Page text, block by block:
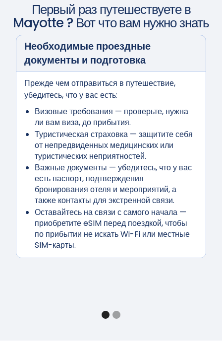
Первый раз путешествуете в
Mayotte? Вот что вам нужно знать
Необходимые проездные
документы и подготовка
Прежде чем отправиться в путешествие,
убедитесь, что у вас есть:
Визовые требования — проверьте, нужна
ли вам виза, до прибытия.
Туристическая страховка — защитите себя
от непредвиденных медицинских или
туристических неприятностей.
Важные документы — убедитесь, что у вас
есть паспорт, подтверждения
бронирования отеля и мероприятий, а
также контакты для экстренной связи.
Оставайтесь на связи с самого начала —
приобретите eSIM перед поездкой, чтобы
по прибытии не искать Wi-Fi или местные
SIM-карты.